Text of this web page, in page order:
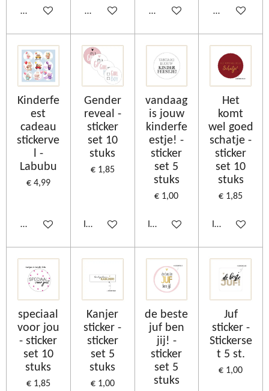
Bekijk details Bekijk details Bekijk details Bekijk details
Kinderfe
est
cadeau
stickerve
l -
Labubu
€ 4,99
Bekijk details
Gender
reveal -
sticker
set 10
stuks
€ 1,85
In winkelwagen
vandaag
is jouw
kinderfe
estje! -
sticker
set 5
stuks
€ 1,00
In winkelwagen
Het
komt
wel goed
schatje -
sticker
set 10
stuks
€ 1,85
In
speciaal
voor jou
- sticker
set 10
stuks
€ 1,85
Kanjer
sticker -
sticker
set 5
stuks
€ 1,00
de beste
juf ben
jij! -
sticker
set 5
stuks
Juf
sticker -
Stickerse
t 5 st.
€ 1,00